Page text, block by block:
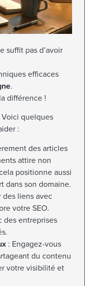
suffit pas d’avoir
efficaces
.
différence !
quelques
:
des articles
attire non
positionne aussi
dans son domaine.
des liens avec
votre SEO.
des entreprises
: Engagez-vous
du contenu
votre visibilité et